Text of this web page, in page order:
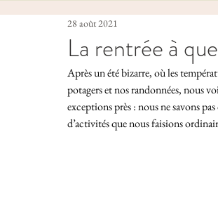
La rentrée à
28 août 2021
Après un été bizarre, où les
potagers et nos randonnées, nous
exceptions près : nous ne savons
d’activités que nous faisions